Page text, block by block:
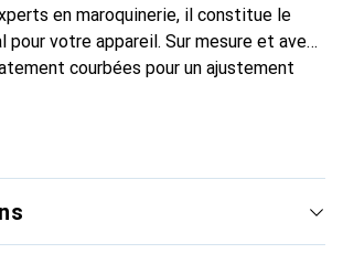
en maroquinerie, il constitue le
pour votre appareil. Sur mesure et avec
courbées pour un ajustement
La marque Noreve est reconnue
choix pour le client exigeant.